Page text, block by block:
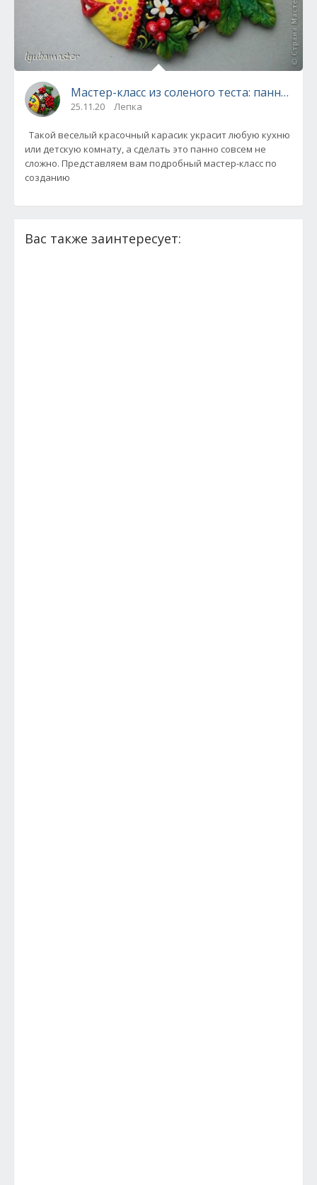
Мастер-класс из соленого теста: панно
25.11.20 Лепка
Такой веселый красочный карасик украсит любую кухню
или детскую комнату, а сделать это панно совсем не
сложно. Представляем вам подробный мастер-класс по
созданию
Вас также заинтересует: